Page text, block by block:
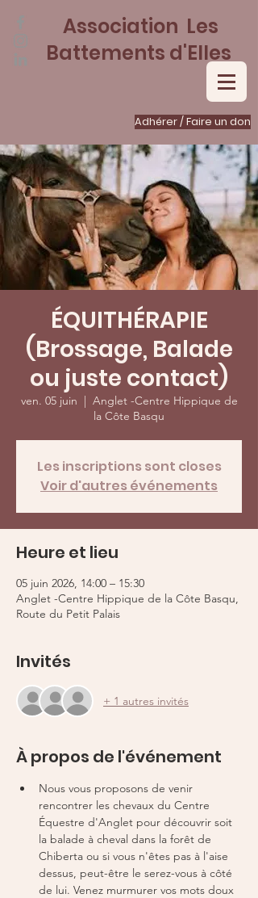
Adhérer / Faire un don
Association Les
Battements d'Elles
ÉQUITHÉRAPIE
(Brossage, Balade
ou juste contact)
ven. 05 juin
  |
Anglet -Centre Hippique de
la Côte Basqu
Les inscriptions sont closes
Voir d'autres événements
Heure et lieu
05 juin 2026, 14:00 – 15:30
Anglet -Centre Hippique de la Côte Basqu,
Route du Petit Palais
Invités
+ 1 autres invités
À propos de l'événement
Nous vous proposons de venir
rencontrer les chevaux du Centre
Équestre d'Anglet pour découvrir soit
la balade à cheval dans la forêt de
Chiberta ou si vous n'êtes pas à l'aise
dessus, peut-être le serez-vous à côté
de lui. Venez murmurer vos mots doux